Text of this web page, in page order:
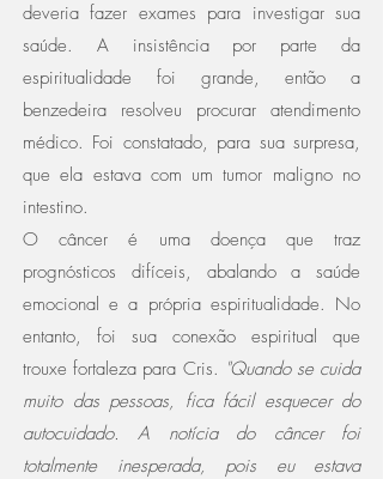
deveria fazer exames para investigar sua
saúde. A insistência por parte da
espiritualidade foi grande, então a
benzedeira resolveu procurar atendimento
médico. Foi constatado, para sua surpresa,
que ela estava com um tumor maligno no
intestino.
O câncer é uma doença que traz
prognósticos difíceis, abalando a saúde
emocional e a própria espiritualidade. No
entanto, foi sua conexão espiritual que
trouxe fortaleza para Cris. "Quando se cuida
muito das pessoas, fica fácil esquecer do
autocuidado. A notícia do câncer foi
totalmente inesperada, pois eu estava